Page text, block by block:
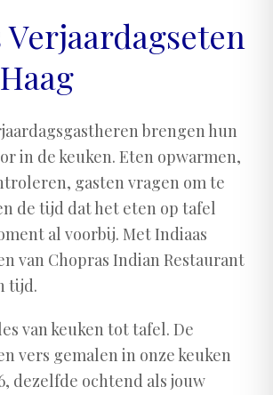
brengen hun
in de keuken. Eten opwarmen,
gasten vragen om te
de tijd dat het eten op tafel
al voorbij. Met Indiaas
van Chopras Indian Restaurant
tijd.
van keuken tot tafel. De
vers gemalen in onze keuken
dezelfde ochtend als jouw